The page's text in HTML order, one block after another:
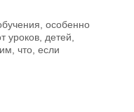
особенно
уроков, детей,
что, если